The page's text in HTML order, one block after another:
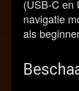
(USB-C en
navigatie
als